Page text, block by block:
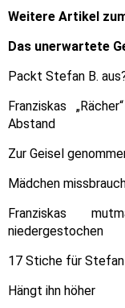
Weitere Artikel
Das unerwartete
Packt Stefan B.
Franziskas
Abstand
Zur Geisel
Mädchen
Franziskas
niedergestochen
17 Stiche für Stefan
Hängt ihn höher